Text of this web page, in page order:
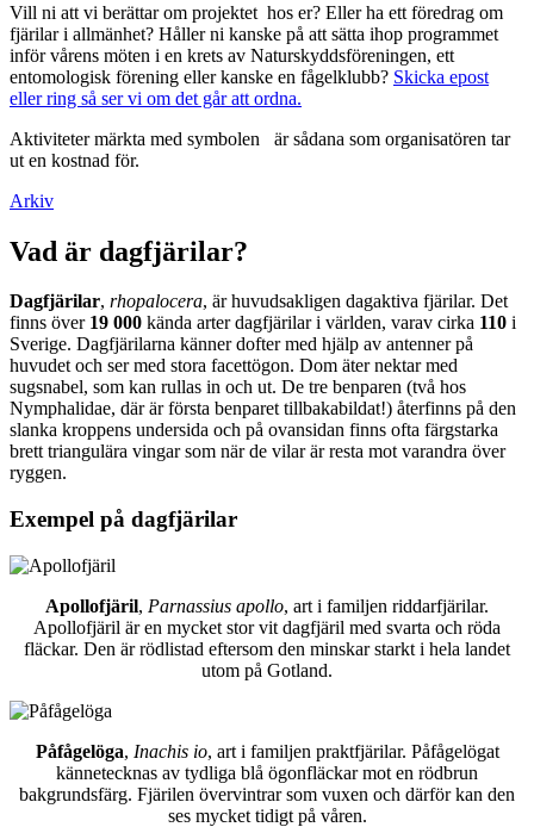
Vill ni att vi berättar om projektet hos er? Eller ha ett föredrag om
fjärilar i allmänhet? Håller ni kanske på att sätta ihop programmet
inför vårens möten i en krets av Naturskyddsföreningen, ett
entomologisk förening eller kanske en fågelklubb? Skicka epost
eller ring så ser vi om det går att ordna.
Aktiviteter märkta med symbolen
är sådana som organisatören tar
ut en kostnad för.
Arkiv
Vad är dagfjärilar?
Dagfjärilar, rhopalocera, är huvudsakligen dagaktiva fjärilar. Det
finns över 19 000 kända arter dagfjärilar i världen, varav cirka 110 i
Sverige. Dagfjärilarna känner dofter med hjälp av antenner på
huvudet och ser med stora facettögon. Dom äter nektar med
sugsnabel, som kan rullas in och ut. De tre benparen (två hos
Nymphalidae, där är första benparet tillbakabildat!) återfinns på den
slanka kroppens undersida och på ovansidan finns ofta färgstarka
brett triangulära vingar som när de vilar är resta mot varandra över
ryggen.
Exempel på dagfjärilar
Apollofjäril, Parnassius apollo, art i familjen riddarfjärilar.
Apollofjäril är en mycket stor vit dagfjäril med svarta och röda
fläckar. Den är rödlistad eftersom den minskar starkt i hela landet
utom på Gotland.
Påfågelöga, Inachis io, art i familjen praktfjärilar. Påfågelögat
kännetecknas av tydliga blå ögonfläckar mot en rödbrun
bakgrundsfärg. Fjärilen övervintrar som vuxen och därför kan den
ses mycket tidigt på våren.